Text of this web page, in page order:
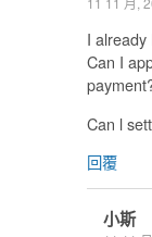
I already
Can I
Can l
回覆
小斯